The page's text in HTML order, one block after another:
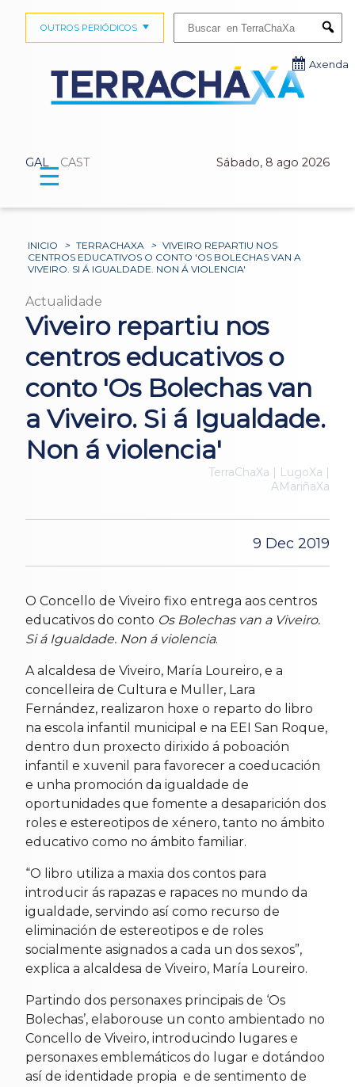
GAL CAST Sábado, 8 ago 2026
OUTROS PERIÓDICOS
Axenda
☰
INICIO > TERRACHAXA > VIVEIRO REPARTIU NOS
CENTROS EDUCATIVOS O CONTO 'OS BOLECHAS VAN A
VIVEIRO. SI Á IGUALDADE. NON Á VIOLENCIA'
Actualidade
Viveiro repartiu nos
centros educativos o
conto 'Os Bolechas van
a Viveiro. Si á Igualdade.
Non á violencia'
TerraChaXa | LugoXa |
AMariñaXa
9 Dec 2019
O Concello de Viveiro fixo entrega aos centros
educativos do conto Os Bolechas van a Viveiro.
Si á Igualdade. Non á violencia.
A alcaldesa de Viveiro, María Loureiro, e a
concelleira de Cultura e Muller, Lara
Fernández, realizaron hoxe o reparto do libro
na escola infantil municipal e na EEI San Roque,
dentro dun proxecto dirixido á poboación
infantil e xuvenil para favorecer a coeducación
e unha promoción da igualdade de
oportunidades que fomente a desaparición dos
roles e estereotipos de xénero, tanto no ámbito
educativo como no ámbito familiar.
“O libro utiliza a maxia dos contos para
introducir ás rapazas e rapaces no mundo da
igualdade, servindo así como recurso de
eliminación de estereotipos e de roles
socialmente asignados a cada un dos sexos”,
explica a alcaldesa de Viveiro, María Loureiro.
Partindo dos personaxes principais de ‘Os
Bolechas’, elaborouse un conto ambientado no
Concello de Viveiro, introducindo lugares e
personaxes emblemáticos do lugar e dotándoo
así de identidade propia e de sentimento de